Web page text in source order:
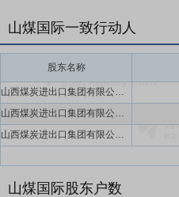
山煤国际一致行动人
股东名称
山西煤炭进出口集团有限公司,山煤投资集团有限公司
山西煤炭进出口集团有限公司,山煤投资集团有限公司
山西煤炭进出口集团有限公司,山煤投资集团有限公司
山煤国际股东户数